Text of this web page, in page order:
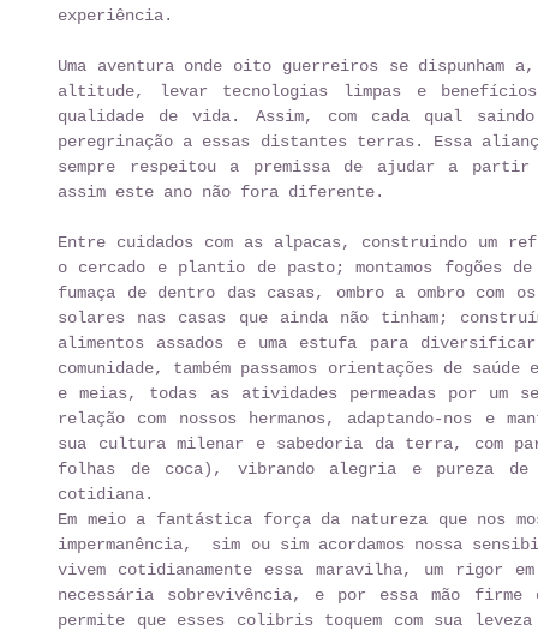
experiência.
Uma aventura onde oito guerreiros se dispunham
altitude, levar tecnologias limpas e benefícios
qualidade de vida. Assim, com cada qual
peregrinação a essas distantes terras. Essa
sempre respeitou a premissa de ajudar a partir
assim este ano não fora diferente.
Entre cuidados com as alpacas, construindo um
o cercado e plantio de pasto; montamos
fumaça de dentro das casas, ombro a ombro com
solares nas casas que ainda não tinham;
alimentos assados e uma estufa para
comunidade, também passamos orientações de
e meias, todas as atividades permeadas por um
relação com nossos hermanos, adaptando-nos e
sua cultura milenar e sabedoria da terra, com
folhas de coca), vibrando alegria e pureza de
cotidiana.
Em meio a fantástica força da natureza que nos
impermanência,  sim ou sim acordamos nossa
vivem cotidianamente essa maravilha, um rigor
necessária sobrevivência, e por essa mão firme
permite que esses colibris toquem com sua